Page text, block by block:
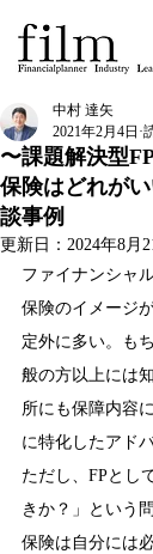
〜課題解決型
保険はどれが
談事例
中村 達矢
2021年2月4日
更新日： 2024年8月
ファイナンシャ
保険のイメージ
定外に多い。も
般の方以上には
所にも保障内容
に特化したアド
ただし、FPとし
きか？」という
保険は自分には